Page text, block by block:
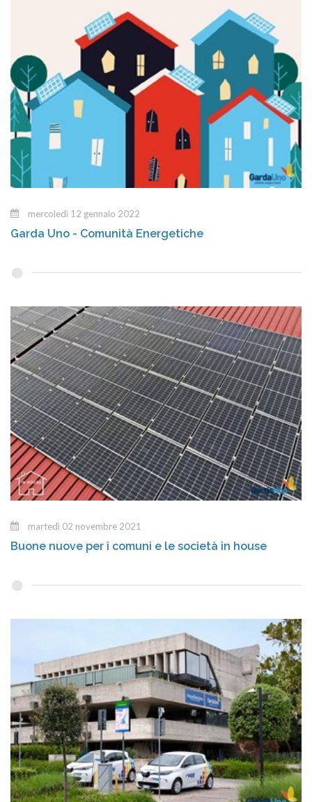
mercoledì 12 gennaio 2022
Garda Uno - Comunità Energetiche
martedì 02 novembre 2021
Buone nuove per i comuni e le società in house